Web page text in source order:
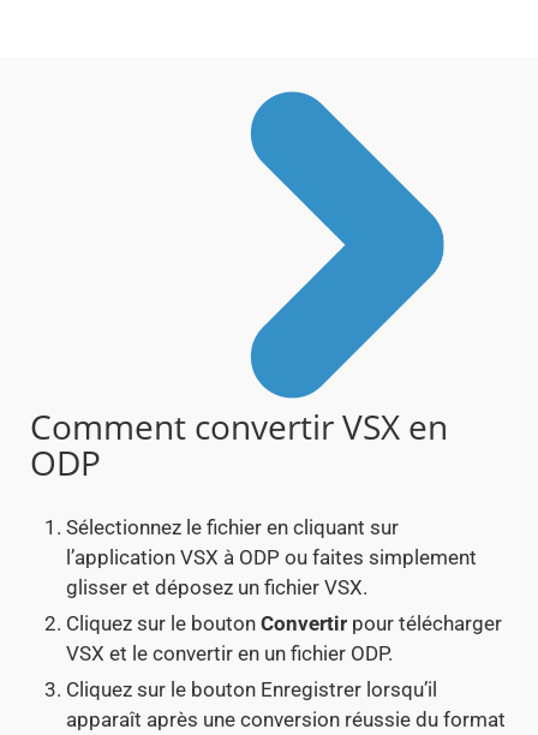
Comment convertir VSX en
ODP
Sélectionnez le fichier en cliquant sur
l’application VSX à ODP ou faites simplement
glisser et déposez un fichier VSX.
Cliquez sur le bouton Convertir pour télécharger
VSX et le convertir en un fichier ODP.
Cliquez sur le bouton Enregistrer lorsqu’il
apparaît après une conversion réussie du format